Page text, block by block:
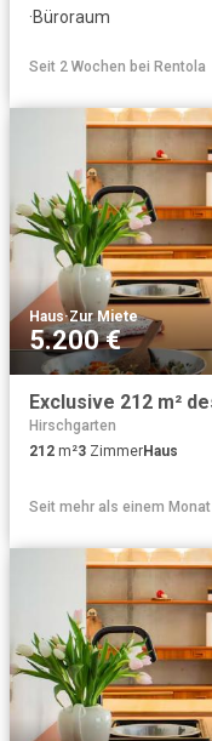
·Büroraum
Seit 2 Wochen bei Rentola
Haus·Zur Miete
5.200 €
Hirschgarten
212 m²3 ZimmerHaus
Seit mehr als einem Monat